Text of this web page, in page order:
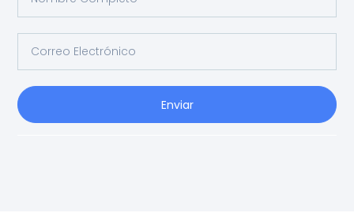
Enviar